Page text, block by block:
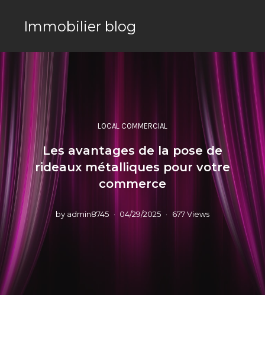
Immobilier blog
LOCAL COMMERCIAL
Les avantages de la pose de
rideaux métalliques pour votre
commerce
by admin8745 04/29/2025 677 Views